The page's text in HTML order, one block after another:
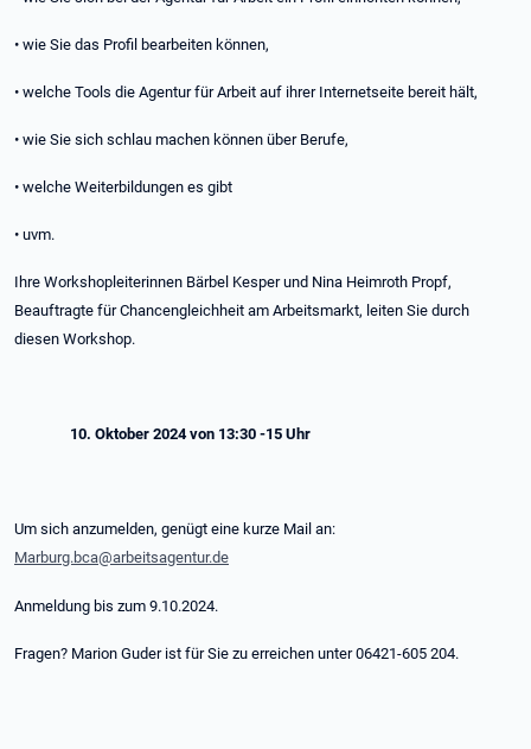
• wie Sie das Profil bearbeiten können,
• welche Tools die Agentur für Arbeit auf ihrer Internetseite bereit hält,
• wie Sie sich schlau machen können über Berufe,
• welche Weiterbildungen es gibt
• uvm.
Ihre Workshopleiterinnen Bärbel Kesper und Nina Heimroth Propf,
Beauftragte für Chancengleichheit am Arbeitsmarkt, leiten Sie durch
diesen Workshop.
10. Oktober 2024 von 13:30 -15 Uhr
Um sich anzumelden, genügt eine kurze Mail an:
Marburg.bca@arbeitsagentur.de
Anmeldung bis zum 9.10.2024.
Fragen? Marion Guder ist für Sie zu erreichen unter 06421-605 204.